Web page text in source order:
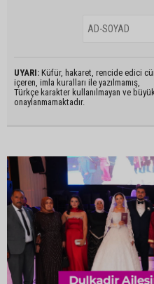
UYARI: Küfür, hakaret, rencide edici
içeren, imla kuralları ile yazılmamış,
Türkçe karakter kullanılmayan ve
onaylanmamaktadır.